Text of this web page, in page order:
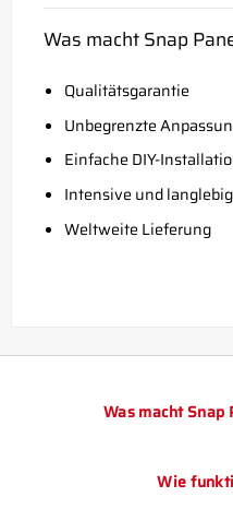
Was macht Snap
Qualitätsgarantie
Unbegrenzte
Einfache DIY-
Intensive und
Weltweite Lieferung
Was macht
Wie